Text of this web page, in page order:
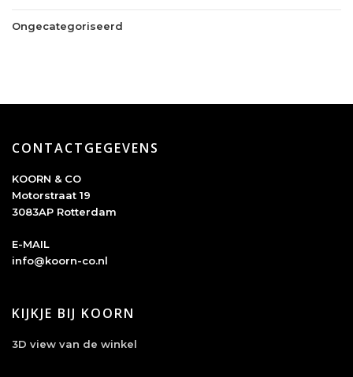
Ongecategoriseerd
CONTACTGEGEVENS
KOORN & CO
Motorstraat 19
3083AP Rotterdam
E-MAIL
info@koorn-co.nl
KIJKJE BIJ KOORN
3D view van de winkel